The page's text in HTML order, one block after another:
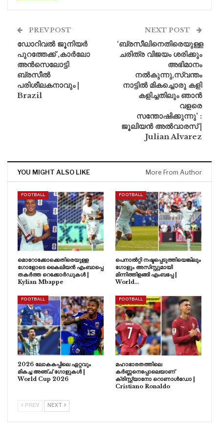
PREV POST
ഡോറിവൽ ജൂനിയർ
പുറത്തേക്ക് ,കാർലോ
അൻസെലോട്ടി
ബ്രസീൽ
പരിശീലകനാവും |
Brazil
NEXT POST
‘ബ്രസീലിനെതിരെയുള്ള
ചരിത്ര വിജയം ശരിക്കും
അഭിമാനം
നൽകുന്നു,സ്വന്തം
നാട്ടിൽ മികച്ചൊരു കളി
കളിച്ചതിലും ഞാൻ
വളരെ
സന്തോഷിക്കുന്നു’ :
ജൂലിയൻ അൽവാരസ് |
Julian Alvarez
YOU MIGHT ALSO LIKE More From Author
FOOTBALL
മൊറോക്കോക്കെതിരെയുള്ള
ഗോളോടെ കൈലിയൻ എംബാപ്പെ
തകർത്ത റെക്കോർഡുകൾ |
Kylian Mbappe
FOOTBALL
പെനാൽറ്റി നഷ്ടപ്പെടുത്തിയെങ്കിലും
ഗോളും അസിസ്റ്റുമായി
മിന്നിത്തിളങ്ങി എംബപ്പേ |
World…
FOOTBALL
2026 ലോകകപ്പിലെ ഏറ്റവും
മികച്ച അഞ്ച് ഗോളുകൾ |
World Cup 2026
FOOTBALL
മഹാഭാരതത്തിലെ
കർണ്ണനെപ്പോലെയാണ്
ക്രിസ്റ്റ്യാനോ റൊണാൾഡോ |
Cristiano Ronaldo
PREV NEXT